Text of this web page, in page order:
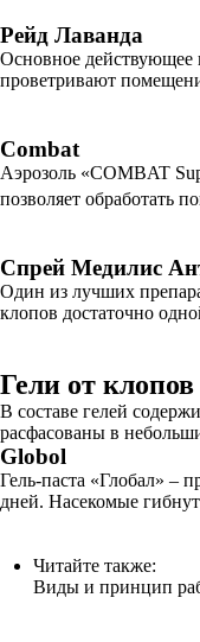
Рейд Лаванда
Основное действующее
проветривают
Combat
Аэрозоль «COMBAT
позволяет обработать
Спрей Медилис
Один из лучших
клопов достаточно
Гели от клопов
В составе гелей
расфасованы в
Globol
Гель-паста «Глобал» –
дней. Насекомые гибнут
Читайте также:
Виды и принцип